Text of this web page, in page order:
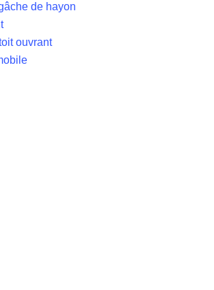
de hayon
ouvrant